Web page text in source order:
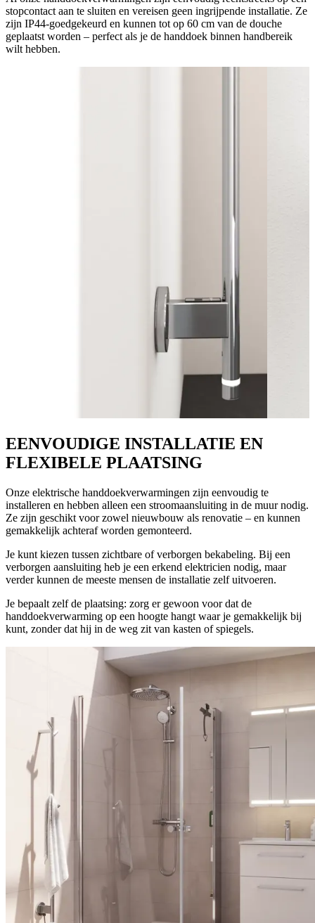
stopcontact aan te sluiten en vereisen geen ingrijpende installatie. Ze
zijn IP44-goedgekeurd en kunnen tot op 60 cm van de douche
geplaatst worden – perfect als je de handdoek binnen handbereik
wilt hebben.
EENVOUDIGE INSTALLATIE EN
FLEXIBELE PLAATSING
Onze elektrische handdoekverwarmingen zijn eenvoudig te
installeren en hebben alleen een stroomaansluiting in de muur nodig.
Ze zijn geschikt voor zowel nieuwbouw als renovatie – en kunnen
gemakkelijk achteraf worden gemonteerd.
Je kunt kiezen tussen zichtbare of verborgen bekabeling. Bij een
verborgen aansluiting heb je een erkend elektricien nodig, maar
verder kunnen de meeste mensen de installatie zelf uitvoeren.
Je bepaalt zelf de plaatsing: zorg er gewoon voor dat de
handdoekverwarming op een hoogte hangt waar je gemakkelijk bij
kunt, zonder dat hij in de weg zit van kasten of spiegels.